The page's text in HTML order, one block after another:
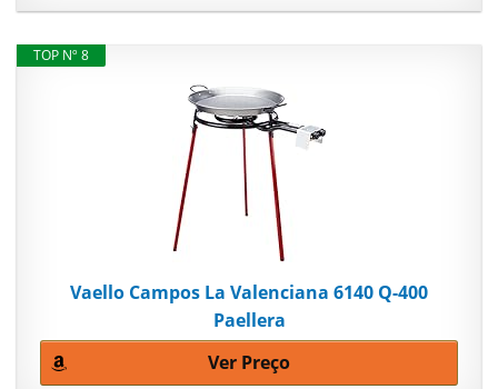
TOP Nº 8
Vaello Campos La Valenciana 6140 Q-400
Paellera
Ver Preço